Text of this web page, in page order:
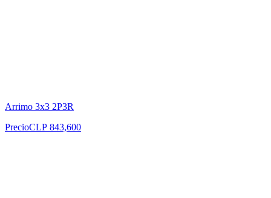
Arrimo 3x3 2P3R
PrecioCLP 843,600